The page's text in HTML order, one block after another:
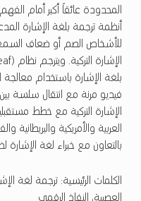
المحدودة عائقاً أكبر أمام
أنظمة ترجمة بلغة الإشارة
للأشخاص الصم أو ضعاف السمع
فيديو مرنة مع انتقال سلسة
الإشارة التركية مع خطط
العربية والأمريكية
بالتعاون مع خبراء لغة الإشارة
الكلمات الرئيسية: ترجمة لغة
العصبية، النفاذ الرقمي